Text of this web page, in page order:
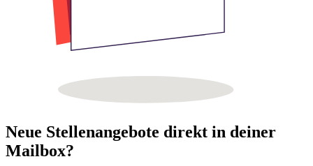
Neue Stellenangebote direkt in deiner
Mailbox?